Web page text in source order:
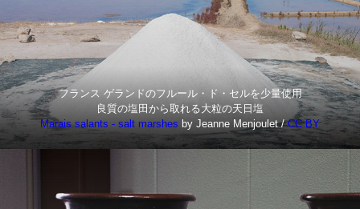
フランス ゲランドのフルール・ド・セルを少量使用
良質の塩田から取れる大粒の天日塩
Marais salants - salt marshes by Jeanne Menjoulet /CC BY